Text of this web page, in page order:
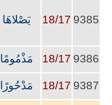
9385
18/17 يَصْلاهَا
9386
18/17 مَذْمُومًا
9387
18/17 مَدْحُورًا